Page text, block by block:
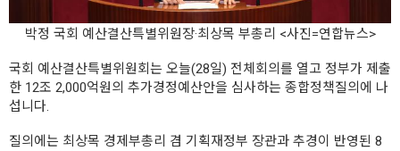
박정 국회 예산결산특별위원장·최상목 부총리 <사진=연합뉴스>
국회 예산결산특별위원회는 오늘(28일) 전체회의를 열고 정부가 제출
한 12조 2,000억원의 추가경정예산안을 심사하는 종합정책질의에 나
섭니다.
질의에는 최상목 경제부총리 겸 기획재정부 장관과 추경이 반영된 8